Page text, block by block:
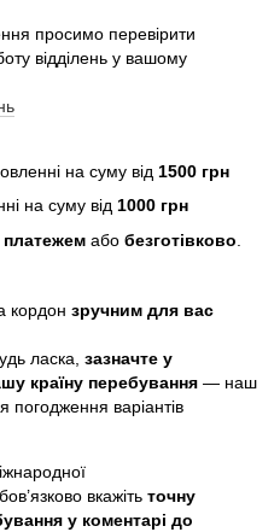
просимо перевірити
відділень у вашому
на суму від 1500 грн
на суму від 1000 грн
платежем або безготівково
кордон зручним для вас
ласка, зазначте у
країну перебування — наш
погодження варіантів
вкажіть точну
у коментарі до